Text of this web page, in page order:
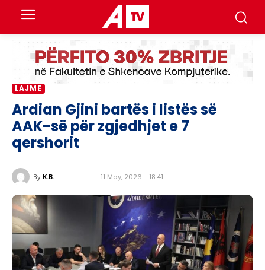
LAJME
Ardian Gjini bartës i listës së
AAK-së për zgjedhjet e 7
qershorit
By K.B. 11 May, 2026 - 18:41